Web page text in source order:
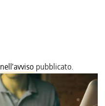
nell’avviso pubblicato.